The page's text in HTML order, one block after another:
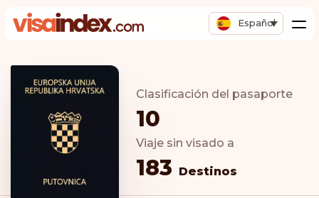
Español
Clasificación del pasaporte
10
Viaje sin visado a
183 Destinos